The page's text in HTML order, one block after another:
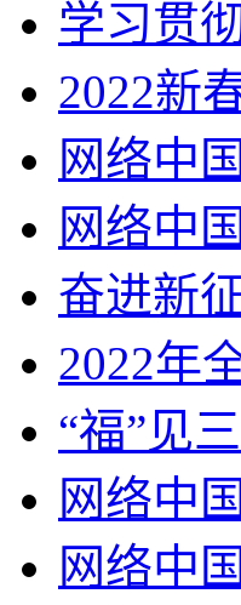
学习贯
2022新
网络中
网络中
奋进新
2022年
“福”见
网络中
网络中